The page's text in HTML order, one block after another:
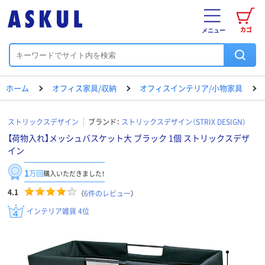
カゴ
メニュー
ホーム オフィス家具/収納 オフィスインテリア/小物家具
ストリックスデザイン ブランド： ストリックスデザイン（STRIX DESIGN）
【荷物入れ】メッシュバスケット大 ブラック 1個 ストリックスデザ
イン
1万回購入いただきました！
4.1 （6件のレビュー）
インテリア雑貨 4位